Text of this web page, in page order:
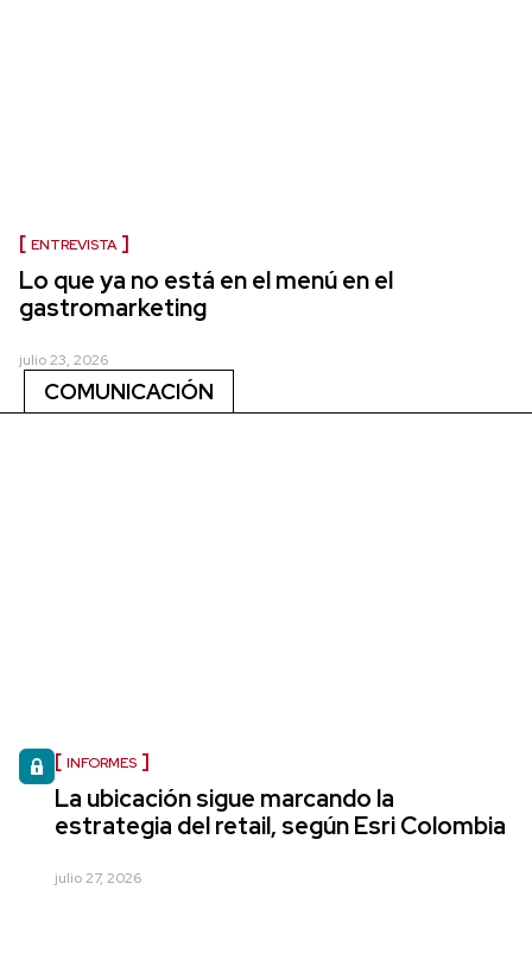
ENTREVISTA
Lo que ya no está en el menú en el
gastromarketing
julio 23, 2026
COMUNICACIÓN
INFORMES
La ubicación sigue marcando la
estrategia del retail, según Esri Colombia
julio 27, 2026